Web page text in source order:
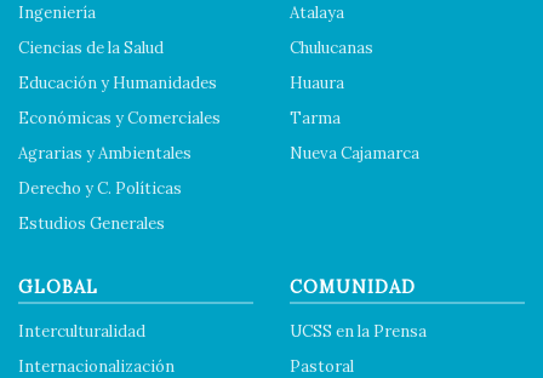
Ingeniería
Ciencias de la Salud
Educación y Humanidades
Económicas y Comerciales
Agrarias y Ambientales
Derecho y C. Políticas
Estudios Generales
Atalaya
Chulucanas
Huaura
Tarma
Nueva Cajamarca
GLOBAL
Interculturalidad
Internacionalización
COMUNIDAD
UCSS en la Prensa
Pastoral